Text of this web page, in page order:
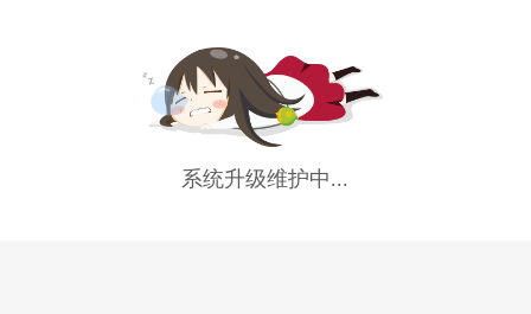
系统升级维护中...